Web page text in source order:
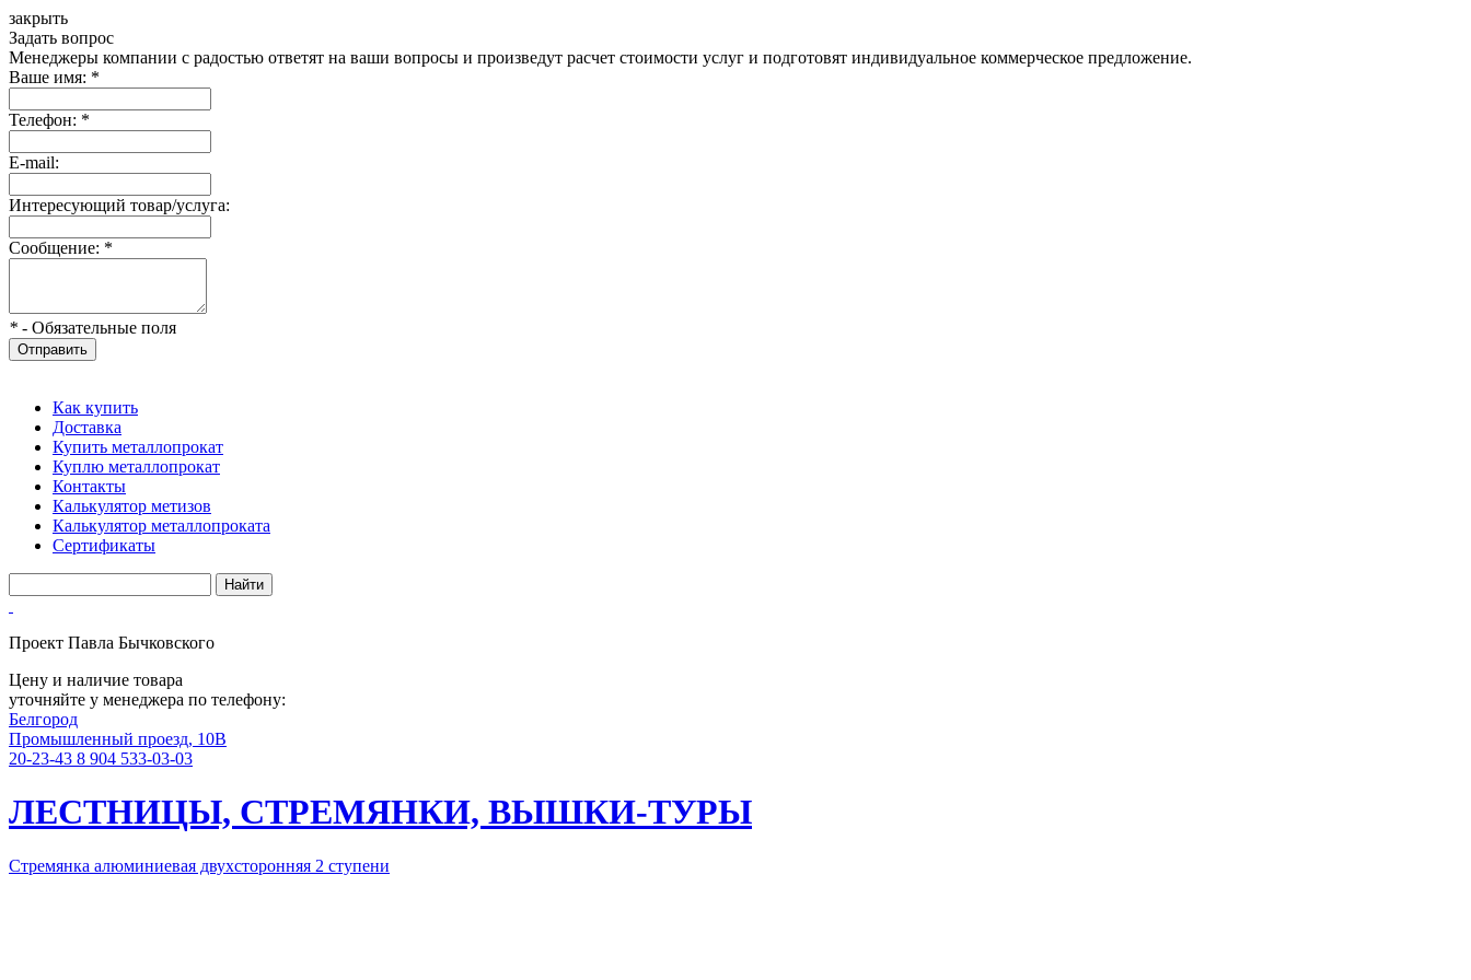
закрыть
Задать вопрос
Менеджеры компании с радостью ответят на ваши вопросы и произведут расчет стоимости услуг и подготовят индивидуальное коммерческое предложение.
Ваше имя: *
Телефон: *
E-mail:
Интересующий товар/услуга:
Сообщение: *
* - Обязательные поля
Отправить
Как купить
Доставка
Купить металлопрокат
Куплю металлопрокат
Контакты
Калькулятор метизов
Калькулятор металлопроката
Сертификаты
Проект Павла Бычковского
Цену и наличие товара
уточняйте у менеджера по телефону:
Белгород
Промышленный проезд, 10В
20-23-43 8 904 533-03-03
ЛЕСТНИЦЫ, СТРЕМЯНКИ, ВЫШКИ-ТУРЫ
Стремянка алюминиевая двухсторонняя 2 ступени